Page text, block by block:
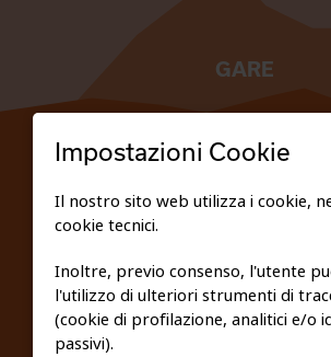
GARE
PRIVACY E COOKIE
Impostazioni Cookie
Il nostro sito web utilizza i cookie,
cookie tecnici.
Inoltre, previo consenso, l'utente
l'utilizzo di ulteriori strumenti di
(cookie di profilazione, analitici e/o
passivi).